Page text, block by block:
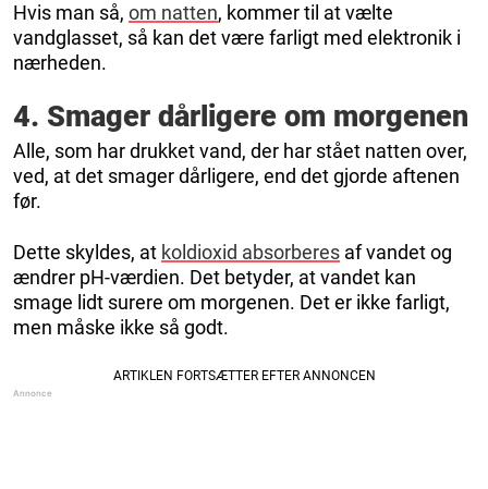
Hvis man så, om natten, kommer til at vælte
vandglasset, så kan det være farligt med elektronik i
nærheden.
4. Smager dårligere om morgenen
Alle, som har drukket vand, der har stået natten over,
ved, at det smager dårligere, end det gjorde aftenen
før.
Dette skyldes, at koldioxid absorberes af vandet og
ændrer pH-værdien. Det betyder, at vandet kan
smage lidt surere om morgenen. Det er ikke farligt,
men måske ikke så godt.